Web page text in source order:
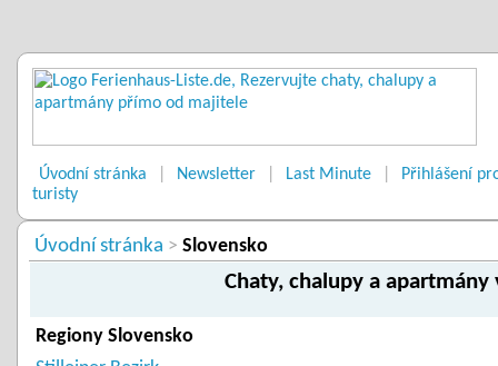
Úvodní stránka Newsletter Last Minute
Přihlášení
turisty
Úvodní stránka > Slovensko
Chaty, chalupy a apartmány
Regiony Slovensko